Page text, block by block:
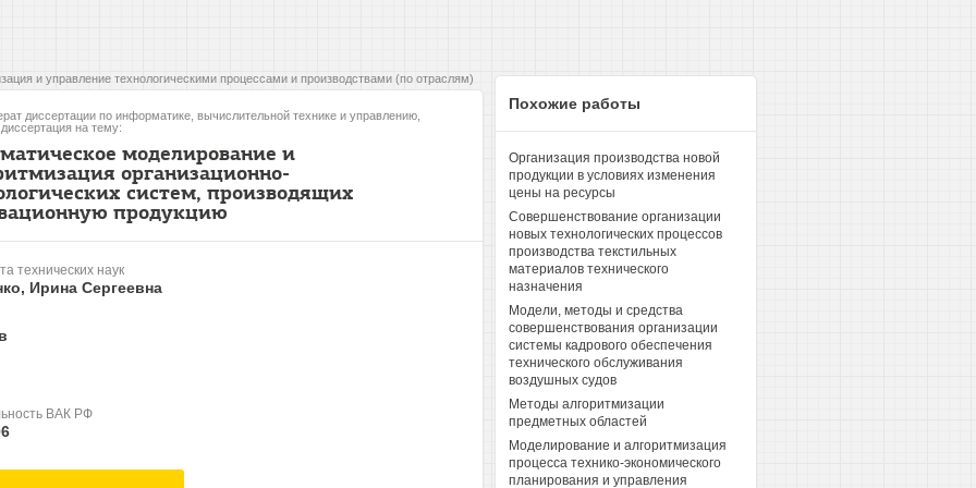
и управление технологическими процессами и производствами (по отраслям)
диссертации по информатике, вычислительной технике и управлению,
на тему:
моделирование и
организационно-
систем, производящих
продукцию
технических наук
Ирина Сергеевна
ВАК РФ
Похожие работы
Организация производства новой
продукции в условиях изменения
цены на ресурсы
Совершенствование организации
новых технологических процессов
производства текстильных
материалов технического
назначения
Модели, методы и средства
совершенствования организации
системы кадрового обеспечения
технического обслуживания
воздушных судов
Методы алгоритмизации
предметных областей
Моделирование и алгоритмизация
процесса технико-экономического
планирования и управления